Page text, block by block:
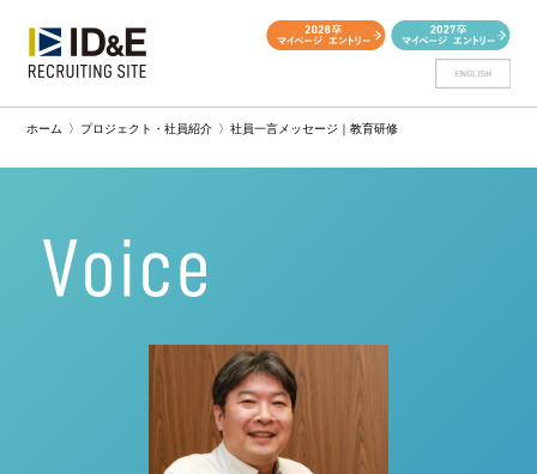
ホーム 〉 プロジェクト・社員紹介 〉社員一言メッセージ｜教育研修